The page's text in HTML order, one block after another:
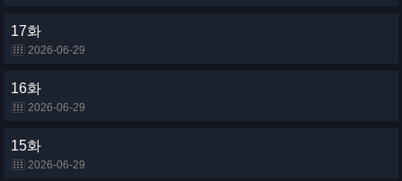
17화
2026-06-29
16화
2026-06-29
15화
2026-06-29